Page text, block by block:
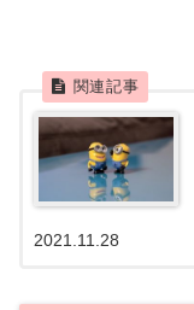
2021.11.28